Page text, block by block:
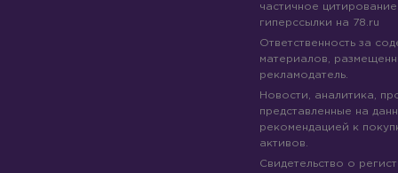
частичное
гиперссылки на 78.ru
Ответственность за
материалов,
рекламодатель.
Новости, аналитика,
представленные на
рекомендацией к
активов.
Свидетельство о